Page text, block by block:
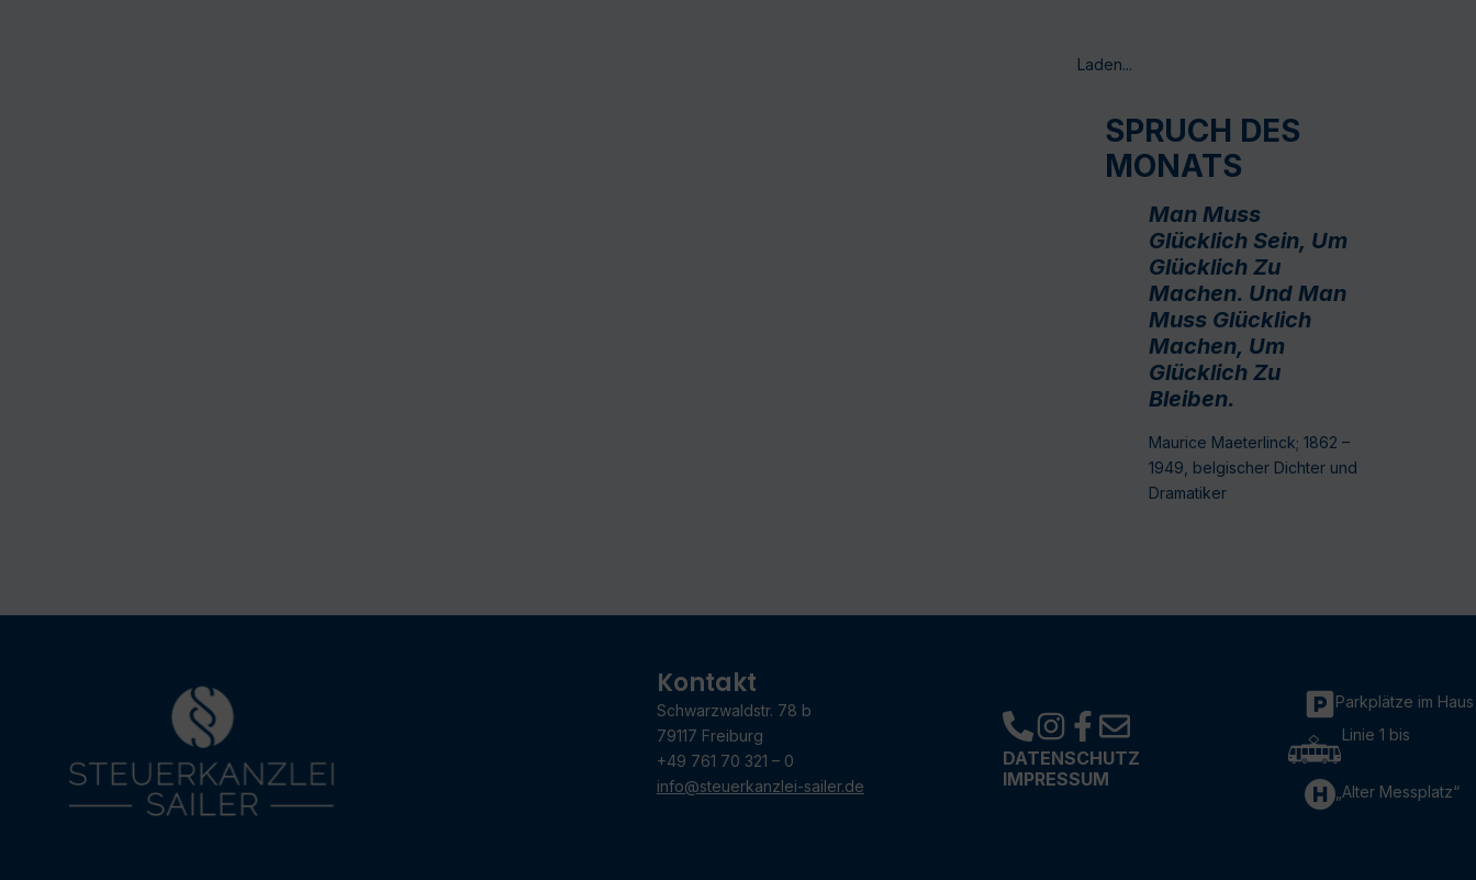
Laden...
SPRUCH DES
MONATS
Man Muss
Glücklich Sein, Um
Glücklich Zu
Machen. Und Man
Muss Glücklich
Machen, Um
Glücklich Zu
Bleiben.
Maurice Maeterlinck; 1862 –
1949, belgischer Dichter und
Dramatiker
Kontakt
Schwarzwaldstr. 78 b
79117 Freiburg
+49 761 70 321 – 0
info@steuerkanzlei-sailer.de
DATENSCHUTZ
IMPRESSUM
Parkplätze im Haus
Linie 1 bis
„Alter Messplatz“